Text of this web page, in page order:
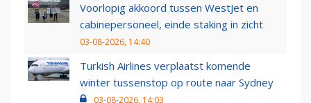
Voorlopig akkoord tussen WestJet en
cabinepersoneel, einde staking in zicht
03-08-2026, 14:40
Turkish Airlines verplaatst komende
winter tussenstop op route naar Sydney
03-08-2026, 14:03